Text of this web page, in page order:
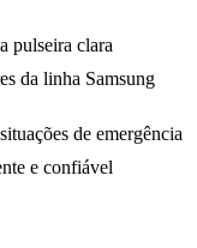
pulseira clara
da linha Samsung
de emergência
e confiável